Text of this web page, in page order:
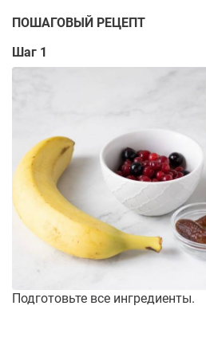
ПОШАГОВЫЙ РЕЦЕПТ
Шаг 1
Подготовьте все ингредиенты.